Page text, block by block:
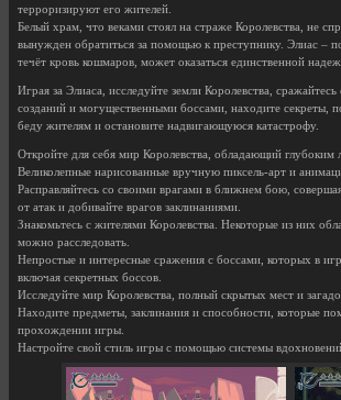
терроризируют его жителей.
Белый храм, что веками стоял на страже Королевства, не
вынужден обратиться за помощью к преступнику. Элиас –
течёт кровь кошмаров, может оказаться единственной
Играя за Элиаса, исследуйте земли Королевства,
созданий и могущественными боссами, находите секреты,
беду жителям и остановите надвигающуюся катастрофу.
Откройте для себя мир Королевства, обладающий глубоким
Великолепные нарисованные вручную пиксель-арт и
Расправляйтесь со своими врагами в ближнем бою,
от атак и добивайте врагов заклинаниями.
Знакомьтесь с жителями Королевства. Некоторые из них
можно расследовать.
Непростые и интересные сражения с боссами, которых в
включая секретных боссов.
Исследуйте мир Королевства, полный скрытых мест и
Находите предметы, заклинания и способности, которые
прохождении игры.
Настройте свой стиль игры с помощью системы